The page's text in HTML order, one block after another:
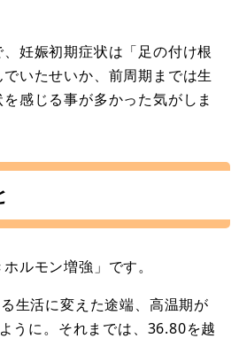
妊娠初期症状は「足の付け根
いたせいか、前周期までは生
感じる事が多かった気がしま
ルモン増強」です。
生活に変えた途端、高温期が
うに。それまでは、36.80を越